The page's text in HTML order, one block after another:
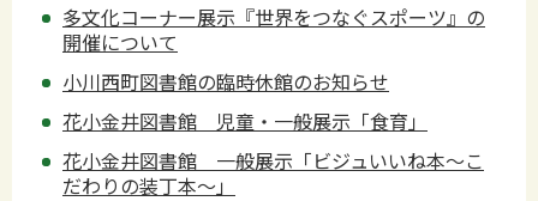
多文化コーナー展示『世界をつなぐスポーツ』の
開催について
小川西町図書館の臨時休館のお知らせ
花小金井図書館 児童・一般展示「食育」
花小金井図書館 一般展示「ビジュいいね本～こ
だわりの装丁本～」